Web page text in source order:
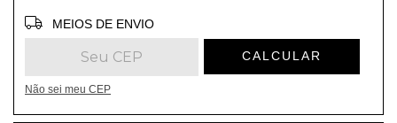
MEIOS DE ENVIO
CALCULAR
Não sei meu CEP